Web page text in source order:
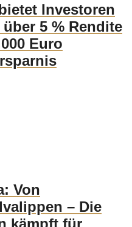
Investoren
5 % Rendite
Euro
Von
– Die